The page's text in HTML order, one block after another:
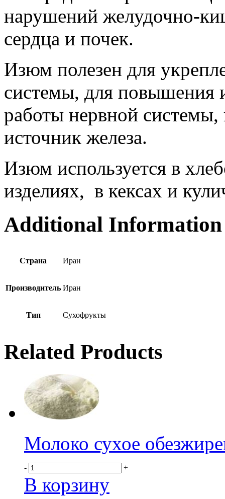
нарушений желудочно-
сердца и почек.
Изюм полезен для
системы, для повышения
работы нервной системы,
источник железа.
Изюм используется в
изделиях, в кексах и
Additional Information
Страна Иран
Производитель Иран
Тип Сухофрукты
Related Products
Молоко сухое
- +
В корзину